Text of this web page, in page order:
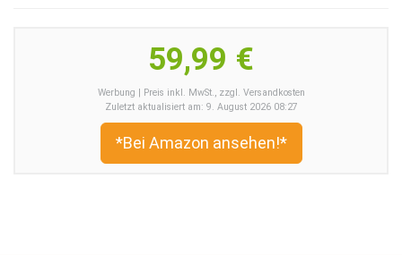
59,99 €
Werbung | Preis inkl. MwSt., zzgl. Versandkosten
Zuletzt aktualisiert am: 9. August 2026 08:27
*Bei Amazon ansehen!*